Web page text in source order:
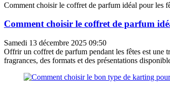
Comment choisir le coffret de parfum idéal pour les
Comment choisir le coffret de parfum
Samedi 13 décembre 2025 09:50
Offrir un coffret de parfum pendant les fêtes est une
fragrances, des formats et des présentations